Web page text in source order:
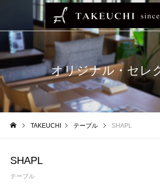
オリジナル・セレ
TAKEUCHI テーブル SHAPL
SHAPL
テーブル